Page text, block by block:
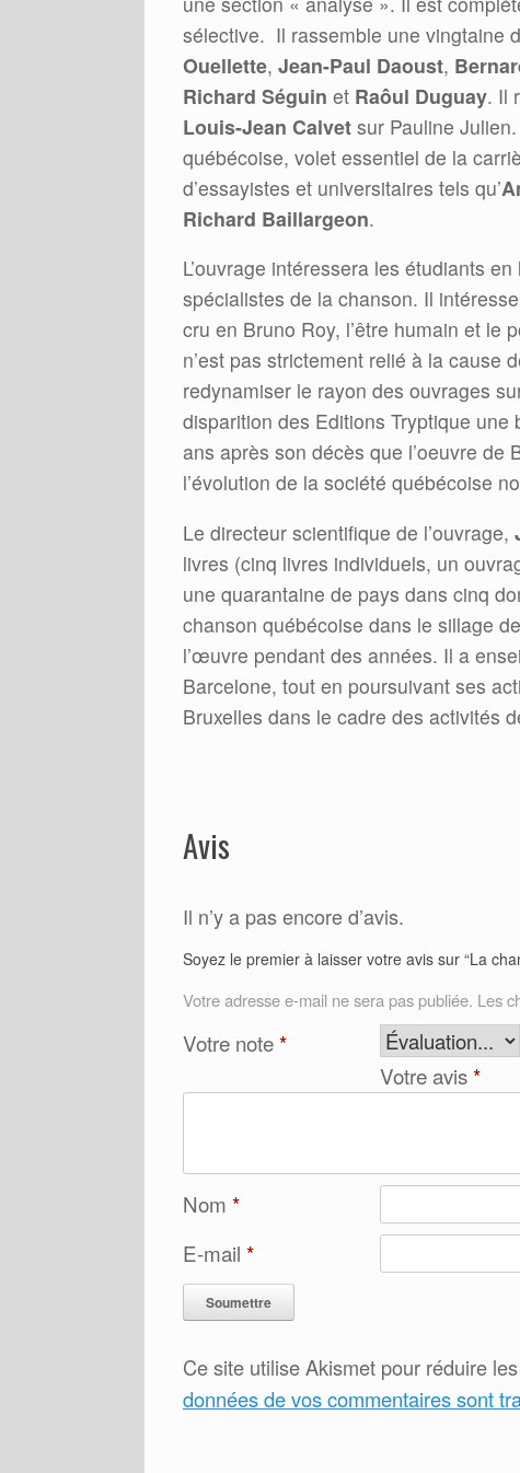
sélective. Il rassemble une vingtaine
Ouellette, Jean-Paul Daoust,
Richard Séguin et Raôul Duguay. Il
Louis-Jean Calvet sur Pauline
québécoise, volet essentiel de la
d’essayistes et universitaires tels qu’
Richard Baillargeon.
L’ouvrage intéressera les étudiants
spécialistes de la chanson. Il
cru en Bruno Roy, l’être humain et le
n’est pas strictement relié à la cause
redynamiser le rayon des ouvrages
disparition des Editions Tryptique
ans après son décès que l’oeuvre de
l’évolution de la société québécoise
Le directeur scientifique de l’ouvrage,
livres (cinq livres individuels, un
une quarantaine de pays dans cinq
chanson québécoise dans le sillage
l’œuvre pendant des années. Il a
Barcelone, tout en poursuivant ses
Bruxelles dans le cadre des activités
Avis
Il n’y a pas encore d’avis.
Soyez le premier à laisser votre avis sur “La
Votre adresse e-mail ne sera pas publiée. Les
Votre note*
Votre avis*
Nom *
E-mail *
Ce site utilise Akismet pour réduire
données de vos commentaires sont